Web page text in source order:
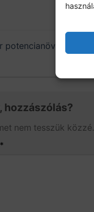
potencianövelő: igazi
hozzászólás?
nem tesszük közzé.
*